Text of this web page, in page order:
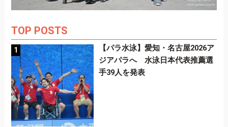
TOP POSTS
【パラ水泳】愛知・名古屋2026ア
ジアパラへ 水泳日本代表推薦選
手39人を発表